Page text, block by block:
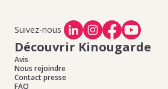
Suivez-nous
Découvrir Kinougarde
Avis
Nous rejoindre
Contact presse
FAQ